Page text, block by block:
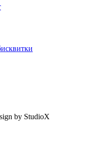
by StudioX